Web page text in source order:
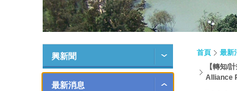
興新聞
最新消息
首頁
最新
【轉知/
Alliance